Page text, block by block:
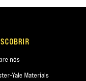
nós
Yale Materials